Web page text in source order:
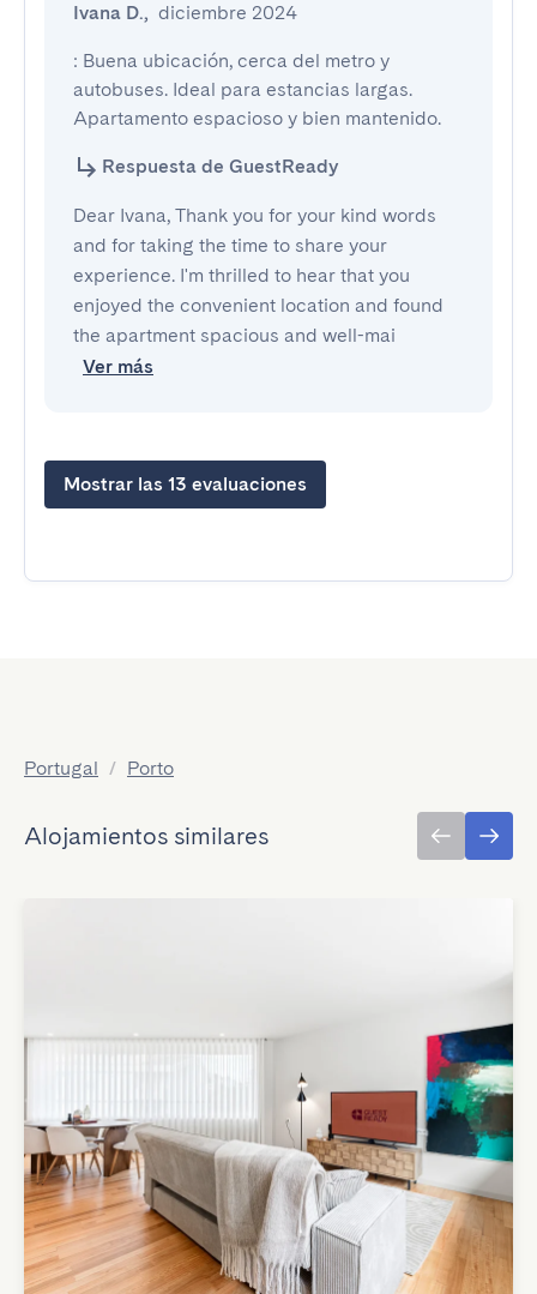
Ivana D., diciembre 2024
: Buena ubicación, cerca del metro y
autobuses. Ideal para estancias largas.
Apartamento espacioso y bien mantenido.
Respuesta de GuestReady
Dear Ivana, Thank you for your kind words
and for taking the time to share your
experience. I'm thrilled to hear that you
enjoyed the convenient location and found
the apartment spacious and well-mai
Ver más
Mostrar las 13 evaluaciones
Portugal / Porto
Alojamientos similares